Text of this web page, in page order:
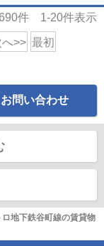
690件 1-20件表示
へ>> 最初
お問い合わせ
地下鉄谷町線の賃貸物